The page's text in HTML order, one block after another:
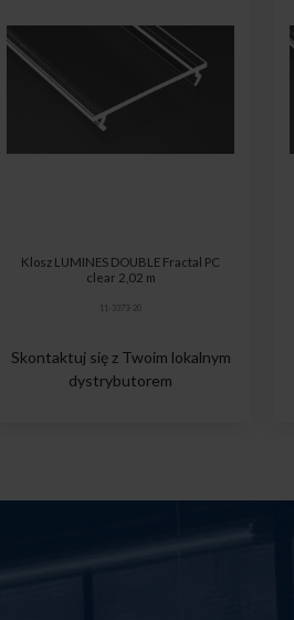
Klosz LUMINES DOUBLE Fractal PC
clear 2,02 m
11-3373-20
Skontaktuj się z Twoim lokalnym
dystrybutorem